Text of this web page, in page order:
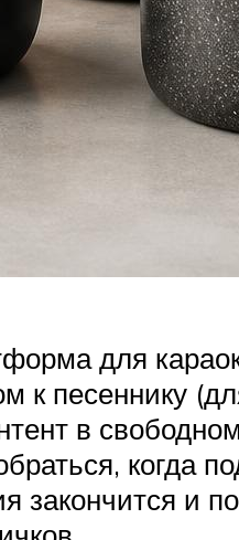
для
песеннику
в
когда
закончится и